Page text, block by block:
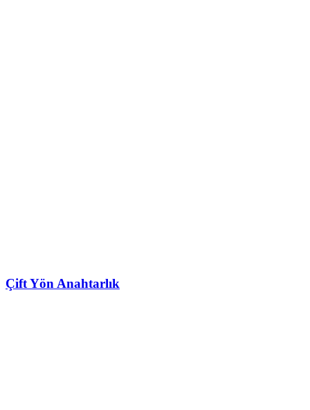
Çift Yön Anahtarlık